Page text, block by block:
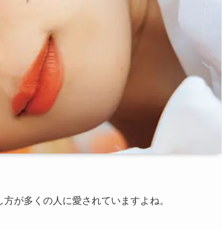
が多くの人に愛されていますよね。